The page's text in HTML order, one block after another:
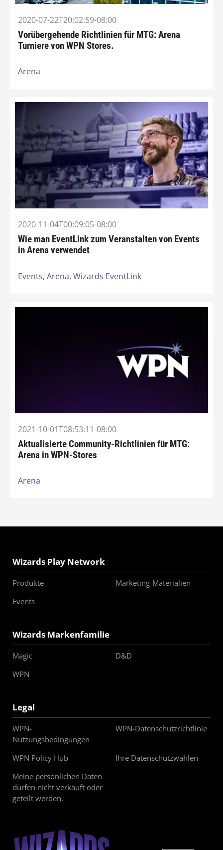
2020-07-22T20:02:59-08:00
Vorübergehende Richtlinien für MTG: Arena
Turniere von WPN Stores.
Arena
2020-11-04T00:09:05-08:00
Wie man EventLink zum Veranstalten von Events
in Arena verwendet
Events, Arena, Wizards EventLink
2021-10-01T08:53:11-08:00
Aktualisierte Community-Richtlinien für MTG:
Arena in WPN-Stores
Arena
Wizards Play Network
Produkte
Marketing-Materialien
Events
Wizards Markenfamilie
Magic
D&D
WPN
Legal
WPN-
Nutzungsbedingungen
WPN-Datenschutzrichtlinie
WPN Policy Hub
Ihre Datenschutzwahlen
Meine persönlichen Daten
dürfen nicht verkauft oder
geteilt werden.